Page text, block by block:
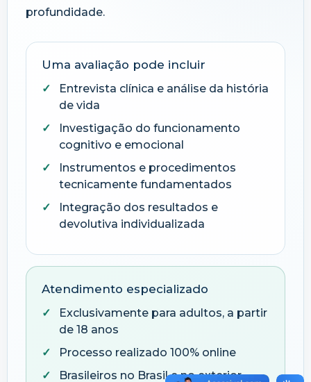
profundidade.
Uma avaliação pode incluir
Entrevista clínica e análise da história
de vida
Investigação do funcionamento
cognitivo e emocional
Instrumentos e procedimentos
tecnicamente fundamentados
Integração dos resultados e
devolutiva individualizada
Atendimento especializado
Exclusivamente para adultos, a partir
de 18 anos
Processo realizado 100% online
Brasileiros no Brasil e no exterior